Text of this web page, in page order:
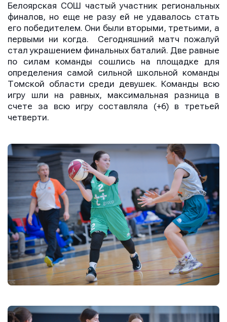
Белоярская СОШ частый участник региональных
финалов, но еще не разу ей не удавалось стать
его победителем. Они были вторыми, третьими, а
первыми ни когда. Сегодняшний матч пожалуй
стал украшением финальных баталий. Две равные
по силам команды сошлись на площадке для
определения самой сильной школьной команды
Томской области среди девушек. Команды всю
игру шли на равных, максимальная разница в
счете за всю игру составляла (+6) в третьей
четверти.